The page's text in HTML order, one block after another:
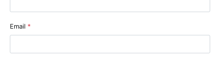
Email *